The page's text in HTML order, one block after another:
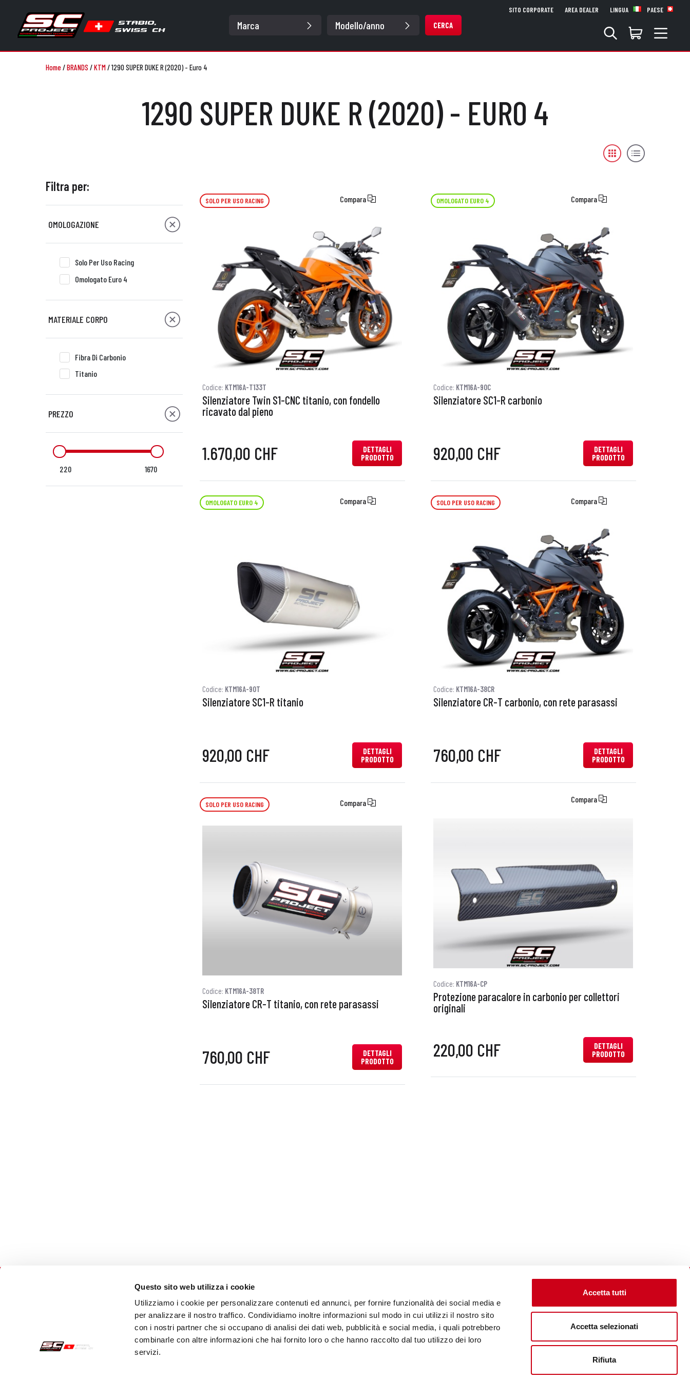
Questo sito web utilizza i cookie
Utilizziamo i cookie per personalizzare contenuti ed annunci, per fornire funzionalità dei social media e
per analizzare il nostro traffico. Condividiamo inoltre informazioni sul modo in cui utilizzi il nostro sito
con i nostri partner che si occupano di analisi dei dati web, pubblicità e social media, i quali potrebbero
combinarle con altre informazioni che hai fornito loro o che hanno raccolto dal tuo utilizzo dei loro
servizi.
Accetta tutti
Accetta selezionati
Rifiuta
CERCA
SITO CORPORATE AREA DEALER LINGUA PAESE
Home/BRANDS /KTM/1290 SUPER DUKE R (2020) - Euro 4
1290 SUPER DUKE R (2020) - EURO 4
Filtra per:
OMOLOGAZIONE
Solo Per Uso Racing
Omologato Euro 4
MATERIALE CORPO
Fibra Di Carbonio
Titanio
PREZZO
220 1670
SOLO PER USO RACING Compara
Codice: KTM16A-T133T
Silenziatore Twin S1-CNC titanio, con fondello
ricavato dal pieno
1.670,00 CHF
DETTAGLI
PRODOTTO
OMOLOGATO EURO 4 Compara
Codice: KTM16A-90C
Silenziatore SC1-R carbonio
920,00 CHF
DETTAGLI
PRODOTTO
OMOLOGATO EURO 4 Compara
Codice: KTM16A-90T
Silenziatore SC1-R titanio
920,00 CHF
DETTAGLI
PRODOTTO
SOLO PER USO RACING Compara
Codice: KTM16A-38CR
Silenziatore CR-T carbonio, con rete parasassi
760,00 CHF
DETTAGLI
PRODOTTO
SOLO PER USO RACING Compara
Codice: KTM16A-38TR
Silenziatore CR-T titanio, con rete parasassi
760,00 CHF
DETTAGLI
PRODOTTO
Compara
Codice: KTM16A-CP
Protezione paracalore in carbonio per collettori
originali
220,00 CHF
DETTAGLI
PRODOTTO
Recesso
Customer care
Spedizioni
Follow us
Visita il sito corporate